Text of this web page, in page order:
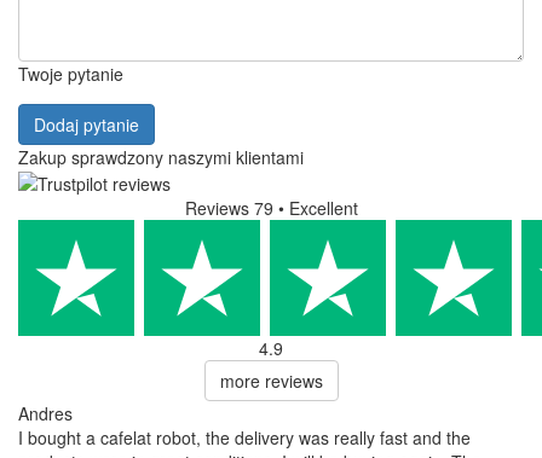
Twoje pytanie
Dodaj pytanie
Zakup sprawdzony naszymi klientami
Reviews 79 • Excellent
4.9
more reviews
Andres
I bought a cafelat robot, the delivery was really fast and the